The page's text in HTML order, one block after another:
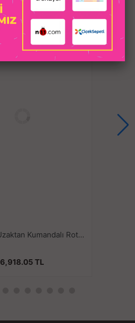
Alice Şarjlı Uzaktan Kumandalı Rotasyon Hareketli Çift Taraflı Strapless Strapon Vibratör
6,918.05 TL